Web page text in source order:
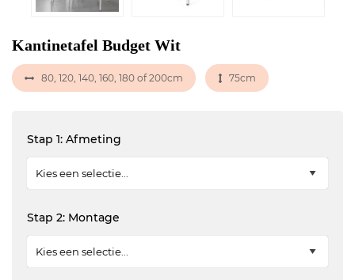
Kantinetafel Budget Wit
80, 120, 140, 160, 180 of 200cm 75cm
Stap 1: Afmeting
Stap 2: Montage